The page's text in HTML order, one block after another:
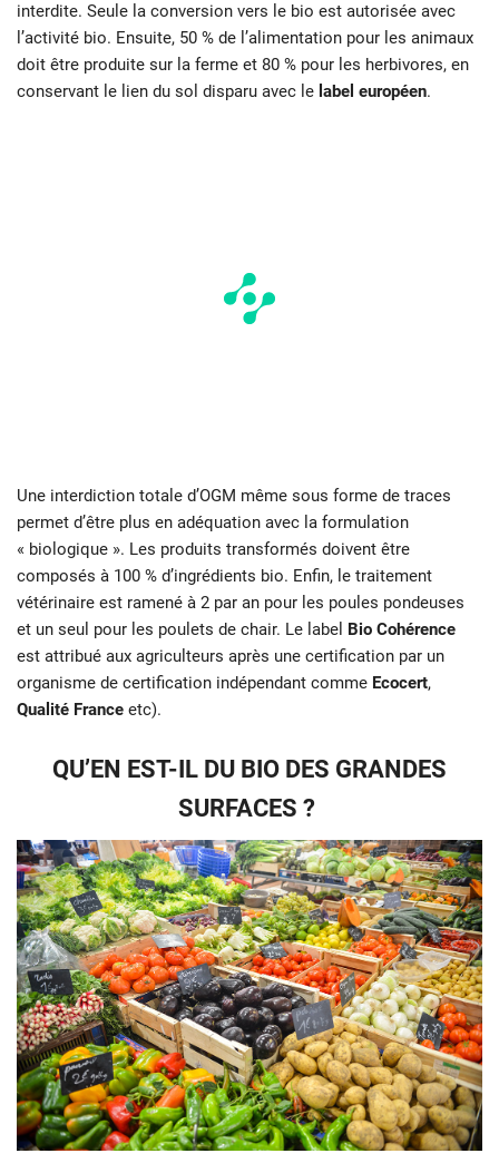
interdite. Seule la conversion vers le bio est autorisée avec
l’activité bio. Ensuite, 50 % de l’alimentation pour les animaux
doit être produite sur la ferme et 80 % pour les herbivores, en
conservant le lien du sol disparu avec le label européen.
Une interdiction totale d’OGM même sous forme de traces
permet d’être plus en adéquation avec la formulation
« biologique ». Les produits transformés doivent être
composés à 100 % d’ingrédients bio. Enfin, le traitement
vétérinaire est ramené à 2 par an pour les poules pondeuses
et un seul pour les poulets de chair. Le label Bio Cohérence
est attribué aux agriculteurs après une certification par un
organisme de certification indépendant comme Ecocert,
Qualité France etc).
QU’EN EST-IL DU BIO DES GRANDES
SURFACES ?